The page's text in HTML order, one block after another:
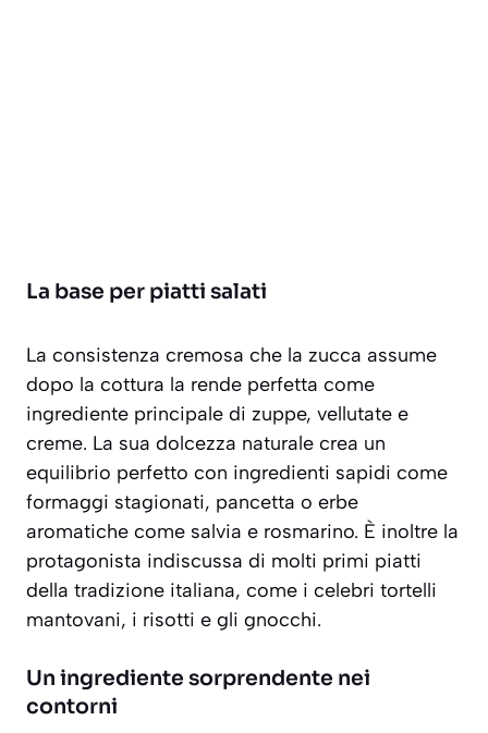
La base per piatti salati
La consistenza cremosa che la zucca assume
dopo la cottura la rende perfetta come
ingrediente principale di zuppe, vellutate e
creme. La sua dolcezza naturale crea un
equilibrio perfetto con ingredienti sapidi come
formaggi stagionati, pancetta o erbe
aromatiche come salvia e rosmarino. È inoltre la
protagonista indiscussa di molti primi piatti
della tradizione italiana, come i celebri tortelli
mantovani, i risotti e gli gnocchi.
Un ingrediente sorprendente nei
contorni